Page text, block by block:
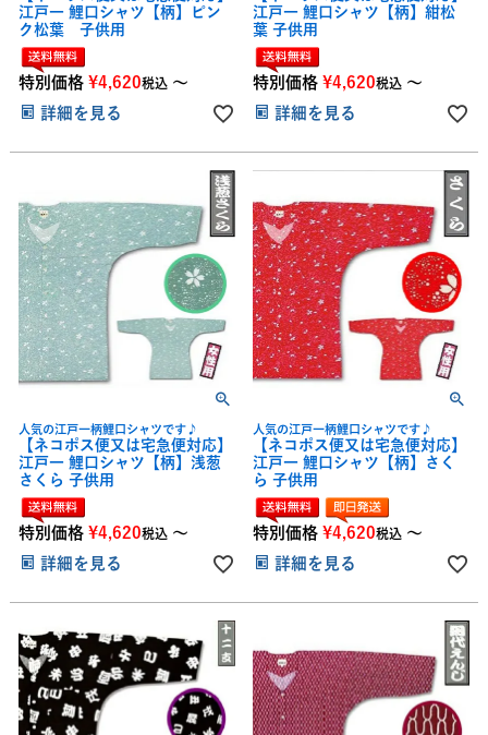
江戸一 鯉口シャツ【柄】ピン
ク松葉 子供用
特別価格 ¥4,620税込 〜
詳細を見る
江戸一 鯉口シャツ【柄】紺松
葉 子供用
特別価格 ¥4,620税込 〜
詳細を見る
人気の江戸一柄鯉口シャツです♪
【ネコポス便又は宅急便対応】
江戸一 鯉口シャツ【柄】浅葱
さくら 子供用
特別価格 ¥4,620税込 〜
詳細を見る
人気の江戸一柄鯉口シャツです♪
【ネコポス便又は宅急便対応】
江戸一 鯉口シャツ【柄】さく
ら 子供用
特別価格 ¥4,620税込 〜
詳細を見る